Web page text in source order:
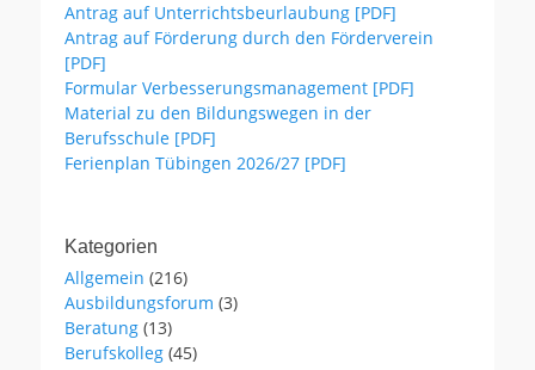
Antrag auf Unterrichtsbeurlaubung [PDF]
Antrag auf Förderung durch den Förderverein
[PDF]
Formular Verbesserungsmanagement [PDF]
Material zu den Bildungswegen in der
Berufsschule [PDF]
Ferienplan Tübingen 2026/27 [PDF]
Kategorien
Allgemein (216)
Ausbildungsforum (3)
Beratung (13)
Berufskolleg (45)